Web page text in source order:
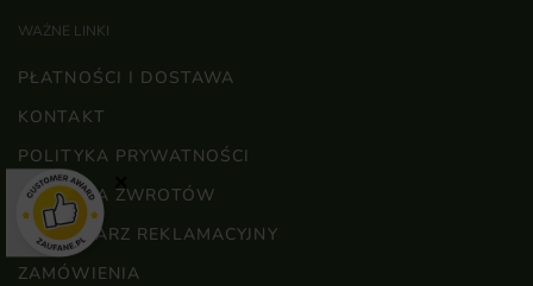
WAŻNE LINKI
PŁATNOŚCI I DOSTAWA
KONTAKT
POLITYKA PRYWATNOŚCI
POLITYKA ZWROTÓW
FORMULARZ REKLAMACYJNY
ZAMÓWIENIA
×